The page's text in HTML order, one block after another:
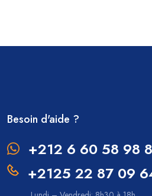
Besoin d'aide ?
+212 6 60 58 98
+2125 22 87 09